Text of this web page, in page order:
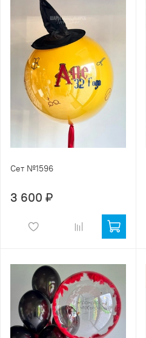
Сет №1596
3 600 ₽